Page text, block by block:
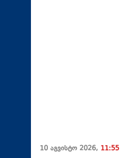
10 აგვისტო 2026, 11:55